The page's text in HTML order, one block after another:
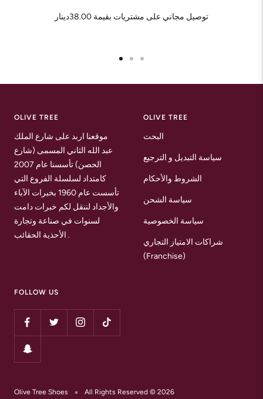
توصيل مجاني على مشتريات بقيمة 38.00دينار
OLIVE TREE
موقعنا اربد على شارع الملك
عبد الله الثاني المسمى (شارع
الحصن) تأسسنا عام 2007
كامتداد لسلسلة الفروع التي
تأسست عام 1960 بخبرات الآباء
والأجداد لننقل لكم خبرات دامت
لسنوات في صناعة وتجارة
الأحذية الحقائب .
OLIVE TREE
البحث
سياسة التبديل و الترجيع
الشروط والأحكام
سياسة الشحن
سياسة الخصوصية
شراكات الامتياز التجاري
(Franchise)
FOLLOW US
Olive Tree Shoes All Rights Reserved © 2026